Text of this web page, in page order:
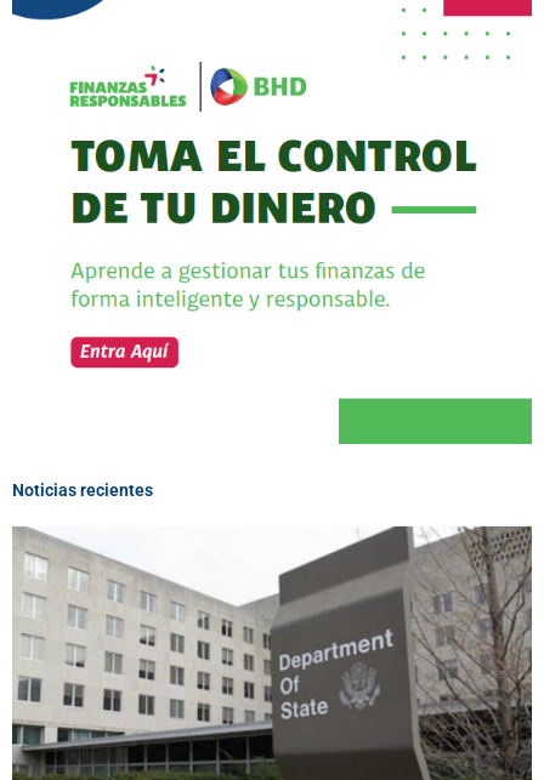
Noticias recientes